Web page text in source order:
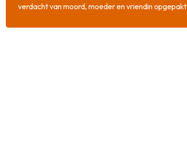
verdacht van moord, moeder en vriendin opgepakt